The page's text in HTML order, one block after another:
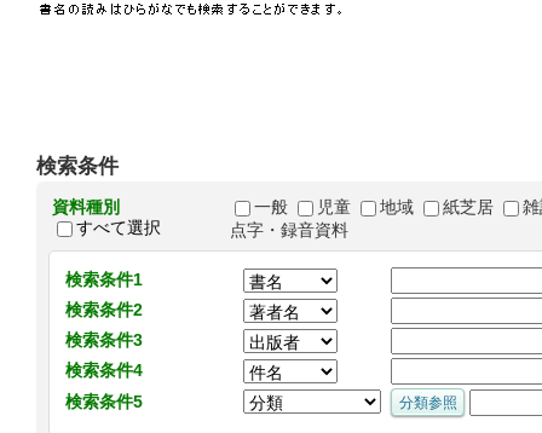
検索条件
資料種別
すべて選択
一般 児童 地域 紙芝居
点字・録音資料
検索条件1
検索条件2
検索条件3
検索条件4
検索条件5